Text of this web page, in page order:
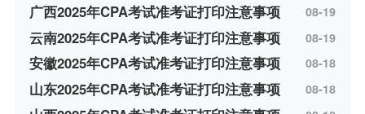
广西2025年CPA考试准考证打印注意事项 08-19
云南2025年CPA考试准考证打印注意事项 08-19
安徽2025年CPA考试准考证打印注意事项 08-18
山东2025年CPA考试准考证打印注意事项 08-18